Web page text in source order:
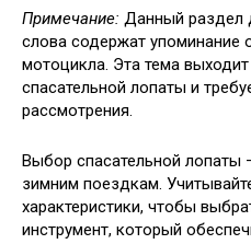
Примечание: Данный раздел
слова содержат упоминание
мотоцикла. Эта тема
спасательной лопаты и
рассмотрения.
Выбор спасательной лопаты
зимним поездкам.
характеристики, чтобы
инструмент, который